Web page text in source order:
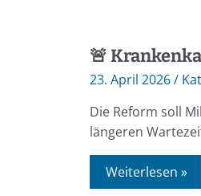
🚨
23. April 2026/
Die Reform soll
längeren
Weiterlesen »